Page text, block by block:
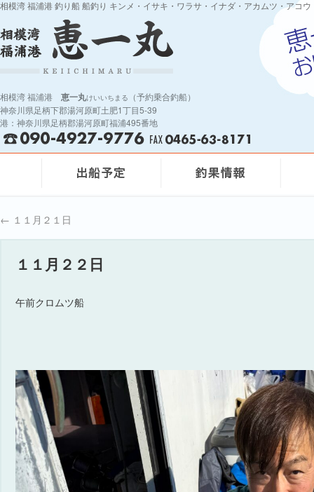
相模湾 福浦港 釣り船 船釣り キンメ・イサキ・ワラサ・イナダ・アカムツ・アコ
相模湾 福浦港 恵一丸けいいちまる
（予約乗合釣船）
神奈川県足柄下郡湯河原町土肥1丁目5-39
港：神奈川県足柄郡湯河原町福浦495番地
← １１月２１日
１１月２２日
午前クロムツ船